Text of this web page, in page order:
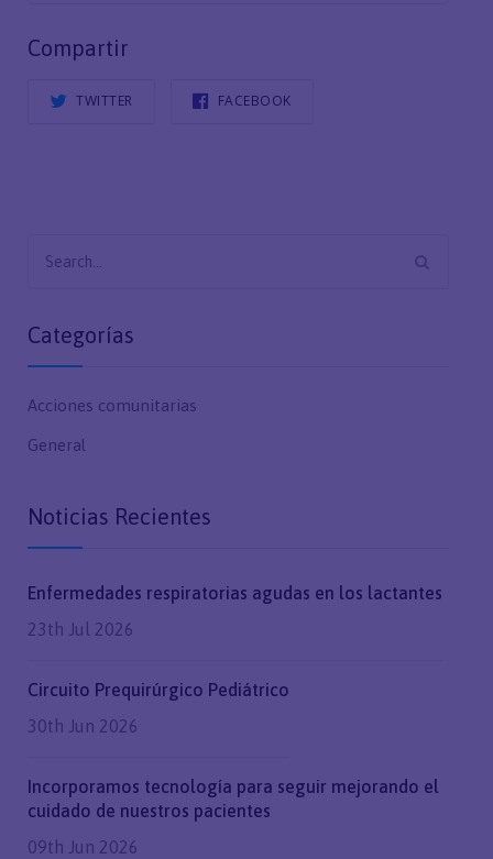
Compartir
TWITTER FACEBOOK
for:
Categorías
Acciones comunitarias
General
Noticias Recientes
Enfermedades respiratorias agudas en los lactantes
23th Jul 2026
Circuito Prequirúrgico Pediátrico
30th Jun 2026
Incorporamos tecnología para seguir mejorando el
cuidado de nuestros pacientes
09th Jun 2026